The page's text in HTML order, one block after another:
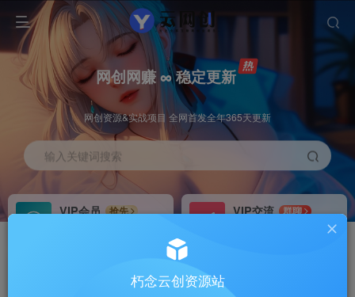
网创网赚 ∞ 稳定更新
网创资源&实战项目 全网首发全年365天更新
输入关键词搜索
VIP会员
抢先
VIP交流
群聊
研究探讨更多创业项目路子。
会员专属推广链接朽念云创资源站